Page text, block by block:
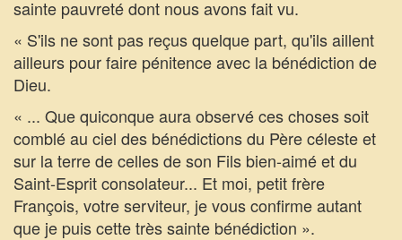
sainte pauvreté dont nous avons fait vu.
« S'ils ne sont pas reçus quelque part, qu'ils aillent
ailleurs pour faire pénitence avec la bénédiction de
Dieu.
« ... Que quiconque aura observé ces choses soit
comblé au ciel des bénédictions du Père céleste et
sur la terre de celles de son Fils bien-aimé et du
Saint-Esprit consolateur... Et moi, petit frère
François, votre serviteur, je vous confirme autant
que je puis cette très sainte bénédiction ».